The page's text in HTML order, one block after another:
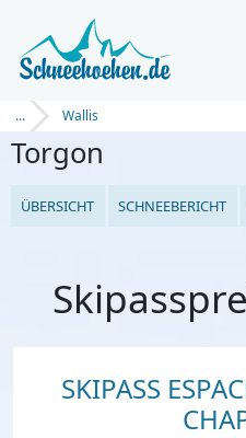
... Wallis
Torgon
ÜBERSICHT SCHNEEBERICHT
SKIPASS